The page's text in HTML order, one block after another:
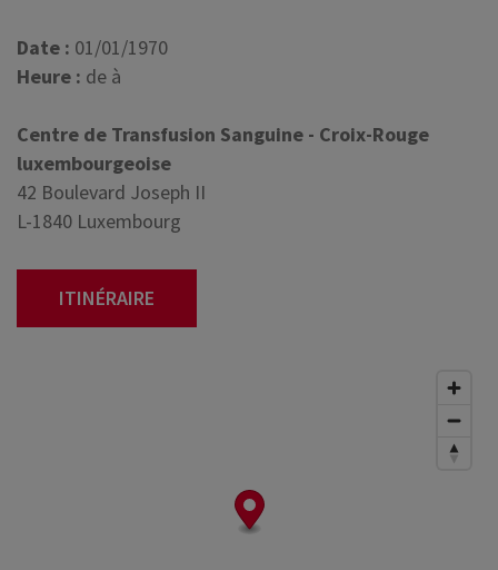
Date : 01/01/1970
Heure : de à
Centre de Transfusion Sanguine - Croix-Rouge
luxembourgeoise
42 Boulevard Joseph II
L-1840 Luxembourg
ITINÉRAIRE